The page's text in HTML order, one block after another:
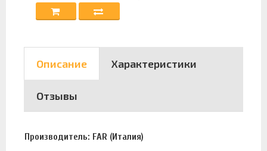
Описание Характеристики
Отзывы
Производитель: FAR (Италия)